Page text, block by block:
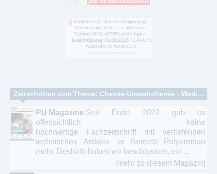
Zeitschriften zum Thema: Chemie-Umweltchemie - Werkstoffe
PU Magazine Seit Ende 2022 gab es
offensichtlich keine
hochwertige Fachzeitschrift mit vertiefenden
technischen Artikeln im Bereich Polyurethan
mehr. Deshalb haben wir beschlossen, ein ...
[mehr zu diesem Magazin]